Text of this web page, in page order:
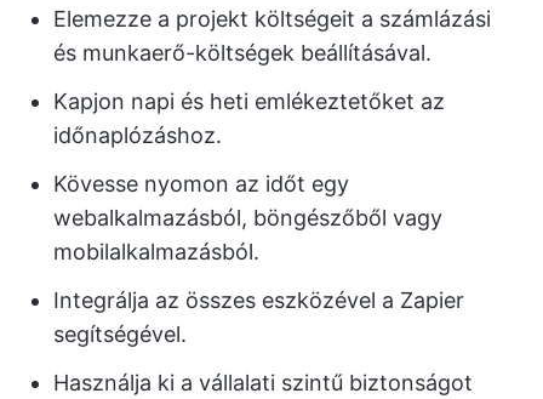
Elemezze a projekt költségeit a számlázási
és munkaerő-költségek beállításával.
Kapjon napi és heti emlékeztetőket az
időnaplózáshoz.
Kövesse nyomon az időt egy
webalkalmazásból, böngészőből vagy
mobilalkalmazásból.
Integrálja az összes eszközével a Zapier
segítségével.
Használja ki a vállalati szintű biztonságot